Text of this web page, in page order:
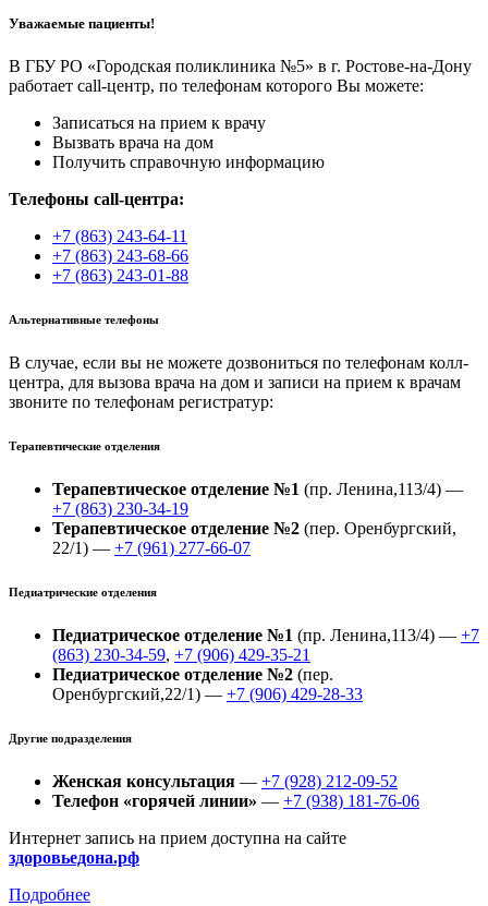
Уважаемые пациенты!
В ГБУ РО «Городская поликлиника №5» в г. Ростове-на-Дону
работает call-центр, по телефонам которого Вы можете:
Записаться на прием к врачу
Вызвать врача на дом
Получить справочную информацию
Телефоны call-центра:
+7 (863) 243-64-11
+7 (863) 243-68-66
+7 (863) 243-01-88
Альтернативные телефоны
В случае, если вы не можете дозвониться по телефонам колл-
центра, для вызова врача на дом и записи на прием к врачам
звоните по телефонам регистратур:
Терапевтические отделения
Терапевтическое отделение №1 (пр. Ленина,113/4) —
+7 (863) 230-34-19
Терапевтическое отделение №2 (пер. Оренбургский,
22/1) — +7 (961) 277-66-07
Педиатрические отделения
Педиатрическое отделение №1 (пр. Ленина,113/4) — +7
(863) 230-34-59, +7 (906) 429-35-21
Педиатрическое отделение №2 (пер.
Оренбургский,22/1) — +7 (906) 429-28-33
Другие подразделения
Женская консультация — +7 (928) 212-09-52
Телефон «горячей линии» — +7 (938) 181-76-06
Интернет запись на прием доступна на сайте
здоровьедона.рф
Подробнее